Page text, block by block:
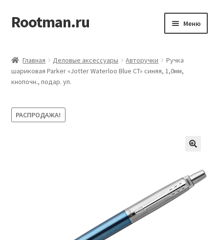
Перейти
к
Перейти
к
Rootman.ru Меню
Офисные принадлежности
Товары для учёбы
меню
Главная Деловые аксессуары Авторучки
Ручка
шариковая Parker «Jotter Waterloo Blue CT» синяя, 1,0мм,
кнопочн., подар. уп.
РАСПРОДАЖА!